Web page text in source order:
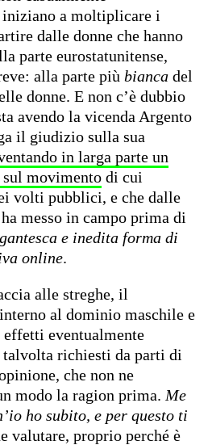
iniziano a moltiplicare i
dalle donne che hanno
parte eurostatunitense,
alla parte più bianca del
donne. E non c’è dubbio
avendo la vicenda Argento
il giudizio sulla sua
in larga parte un
movimento di cui
volti pubblici, e che dalle
messo in campo prima di
e inedita forma di
online.
alle streghe, il
al dominio maschile e
eventualmente
talvolta richiesti da parti di
che non ne
modo la ragion prima. Me
ho subito, e per questo ti
valutare, proprio perché è